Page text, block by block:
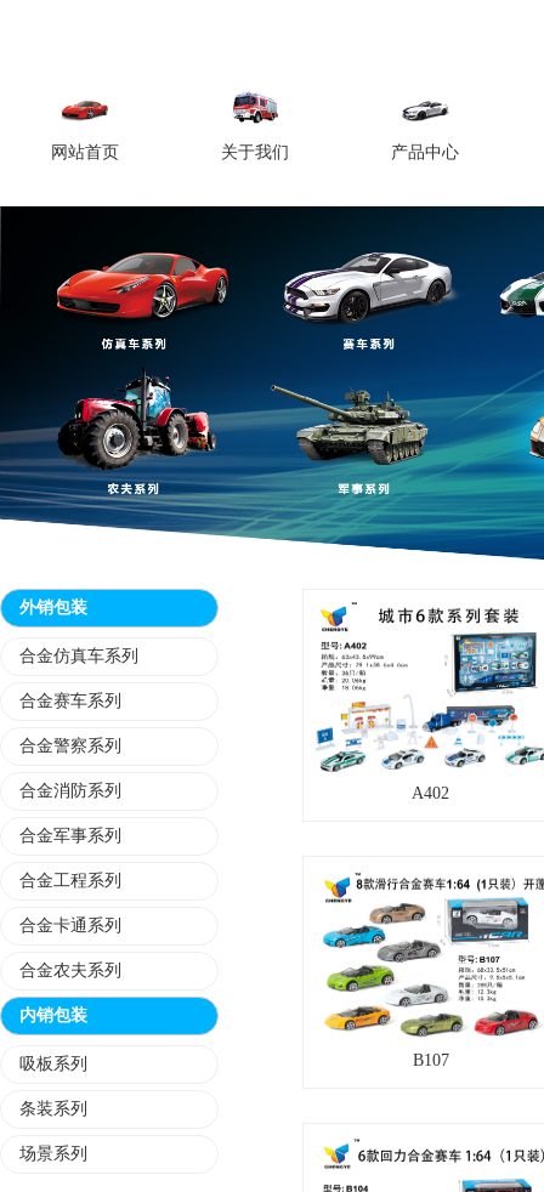
网站首页 关于我们 产品中心
外销包装
合金仿真车系列
合金赛车系列
合金警察系列
合金消防系列
合金军事系列
合金工程系列
合金卡通系列
合金农夫系列
内销包装
吸板系列
条装系列
场景系列
A402
B107